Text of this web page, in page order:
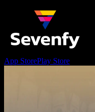
App StorePlay Store